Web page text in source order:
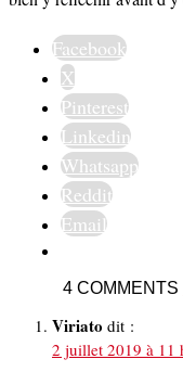
Facebook
X
Pinterest
Linkedin
Whatsapp
Reddit
Email
4 COMMENTS
Viriato dit :
2 juillet 2019 à 11